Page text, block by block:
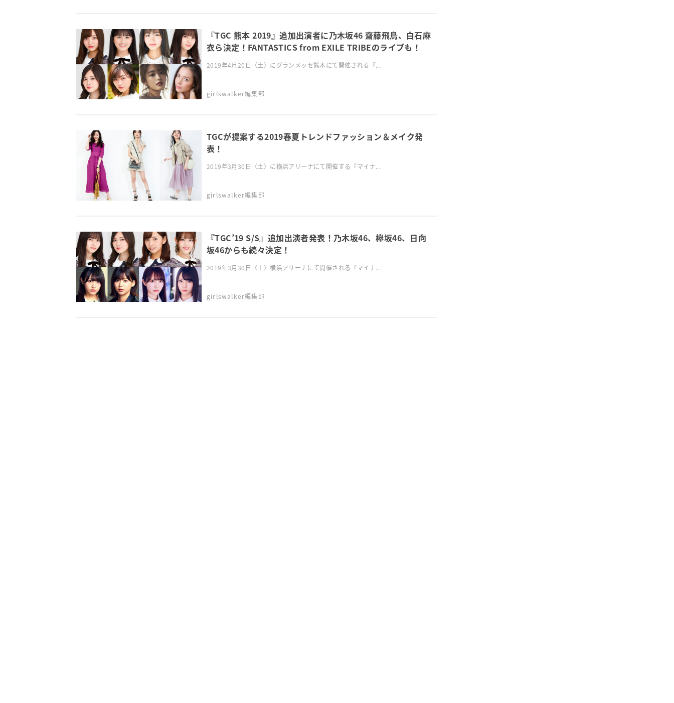
『TGC 熊本 2019』追加出演者に乃木坂46 齋藤飛鳥、白石麻
衣ら決定！FANTASTICS from EXILE TRIBEのライブも！
2019年4月20日（土）にグランメッセ熊本にて開催される『...
girlswalker編集部
TGCが提案する2019春夏トレンドファッション＆メイク発
表！
2019年3月30日（土）に横浜アリーナにて開催する『マイナ...
girlswalker編集部
『TGC’19 S/S』追加出演者発表！乃木坂46、欅坂46、日向
坂46からも続々決定！
2019年3月30日（土）横浜アリーナにて開催される『マイナ...
girlswalker編集部